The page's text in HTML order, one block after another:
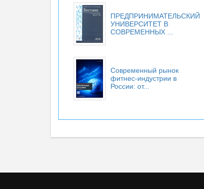
ПРЕДПРИНИМАТЕЛЬСКИЙ
УНИВЕРСИТЕТ В
СОВРЕМЕННЫХ ...
Современный рынок
фитнес-индустрии в
России: от...